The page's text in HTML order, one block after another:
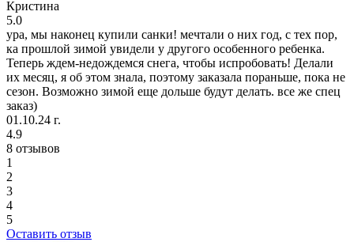
Кристина
5.0
ура, мы наконец купили санки! мечтали о них год, с тех пор,
ка прошлой зимой увидели у другого особенного ребенка.
Теперь ждем-недождемся снега, чтобы испробовать! Делали
их месяц, я об этом знала, поэтому заказала пораньше, пока не
сезон. Возможно зимой еще дольше будут делать. все же спец
заказ)
01.10.24 г.
4.9
8 отзывов
1
2
3
4
5
Оставить отзыв